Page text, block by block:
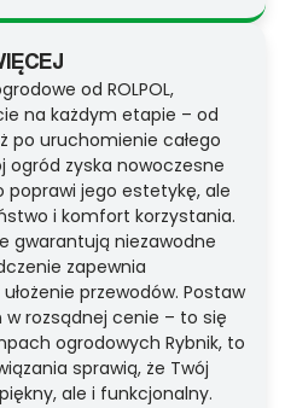
od ROLPOL,
na każdym etapie – od
po uruchomienie całego
ogród zyska nowoczesne
poprawi jego estetykę, ale
i komfort korzystania.
gwarantują niezawodne
zapewnia
przewodów. Postaw
rozsądnej cenie – to się
ogrodowych Rybnik, to
sprawią, że Twój
ale i funkcjonalny.